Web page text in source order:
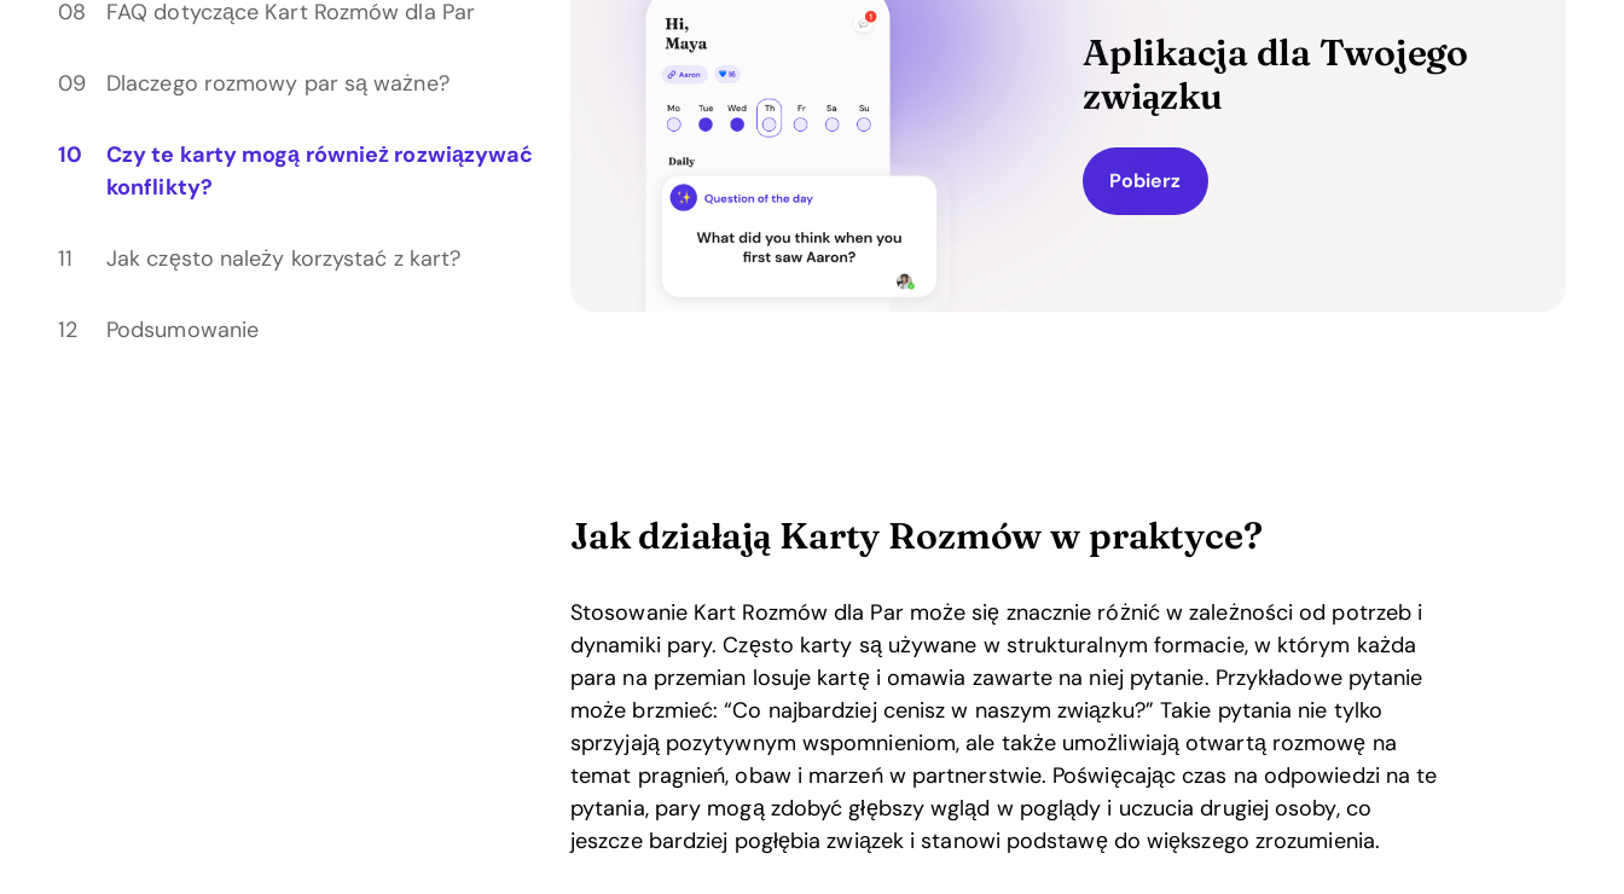
FAQ dotyczące Kart Rozmów dla Par
Dlaczego rozmowy par są ważne?
Czy te karty mogą również rozwiązywać
konflikty?
Jak często należy korzystać z kart?
Podsumowanie
Aplikacja dla Twojego
związku
Pobierz
Jak działają Karty Rozmów w praktyce?
Stosowanie Kart Rozmów dla Par może się znacznie różnić w zależności od potrzeb i
dynamiki pary. Często karty są używane w strukturalnym formacie, w którym każda
para na przemian losuje kartę i omawia zawarte na niej pytanie. Przykładowe pytanie
może brzmieć: “Co najbardziej cenisz w naszym związku?” Takie pytania nie tylko
sprzyjają pozytywnym wspomnieniom, ale także umożliwiają otwartą rozmowę na
temat pragnień, obaw i marzeń w partnerstwie. Poświęcając czas na odpowiedzi na te
pytania, pary mogą zdobyć głębszy wgląd w poglądy i uczucia drugiej osoby, co
jeszcze bardziej pogłębia związek i stanowi podstawę do większego zrozumienia.